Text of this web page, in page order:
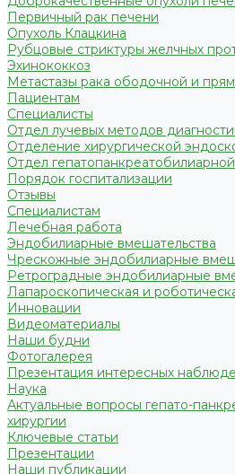
Первичный рак печени
Опухоль Клацкина
Рубцовые стриктуры желчных
Эхинококкоз
Метастазы рака ободочной и
Пациентам
Специалисты
Отдел лучевых методов
Отделение хирургической
Отдел
Порядок госпитализации
Отзывы
Специалистам
Лечебная работа
Эндобилиарные вмешательства
Чрескожные эндобилиарные
Ретроградные эндобилиарные
Лапароскопическая и
Инновации
Видеоматериалы
Наши будни
Фотогалерея
Презентация интересных
Наука
Актуальные вопросы гепато-
хирургии
Ключевые статьи
Презентации
Наши публикации